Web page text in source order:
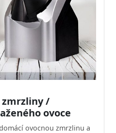
/
ovoce
ovocnou zmrzlinu a